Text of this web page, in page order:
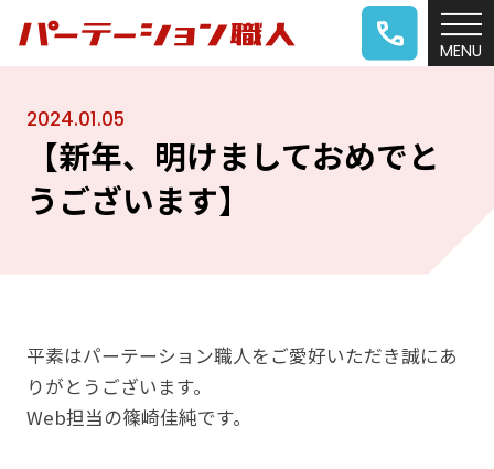
2024.01.05
【新年、明けましておめでと
うございます】
平素はパーテーション職人をご愛好いただき誠にあ
りがとうございます。
Web担当の篠崎佳純です。